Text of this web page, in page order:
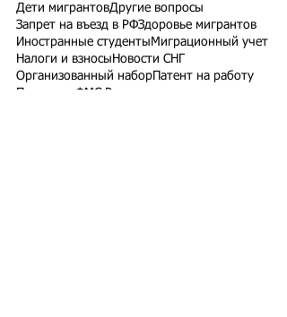
Дети мигрантовДругие вопросы
Запрет на въезд в РФЗдоровье мигрантов
Иностранные студенты Миграционный учет
Налоги и взносы Новости СНГ
Организованный набор Патент на работу
Проверки ФМС России